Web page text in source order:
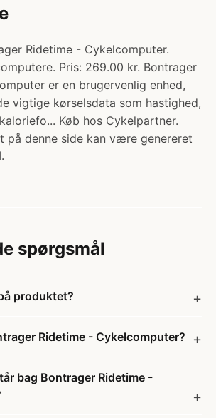
Ridetime - Cykelcomputer.
Pris: 269.00 kr. Bontrager
er en brugervenlig enhed,
vigtige kørselsdata som hastighed,
Køb hos Cykelpartner.
på denne side kan være genereret
spørgsmål
produktet?
Ridetime - Cykelcomputer?
bag Bontrager Ridetime -